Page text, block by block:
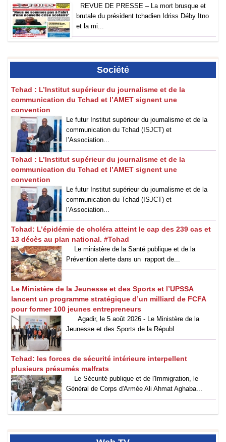
REVUE DE PRESSE – La mort brusque et
brutale du président tchadien Idriss Déby Itno
et la mi...
Société
Tchad : L’Institut supérieur du journalisme et de la
communication du Tchad et l’AMET signent une
convention
Le futur Institut supérieur du journalisme et de la
communication du Tchad (ISJCT) et
l’Association...
Tchad : L’Institut supérieur du journalisme et de la
communication du Tchad et l’AMET signent une
convention
Le futur Institut supérieur du journalisme et de la
communication du Tchad (ISJCT) et
l’Association...
Tchad: L’épidémie de choléra atteint le cap des 239 cas et
13 décès au plan national. #Tchad
Le ministère de la Santé publique et de la
Prévention alerte dans un rapport de...
Le Ministère de la Jeunesse et des Sports et l’UPSSA
lancent un programme stratégique d’un milliard de FCFA
pour former 100 jeunes entrepreneurs
Agadir, le 5 août 2026 - Le Ministère de la
Jeunesse et des Sports de la Républ...
Tchad: les forces de sécurité intérieure interpellent
plusieurs présumés malfrats
Le Sécurité publique et de l'Immigration, le
Général de Corps d'Armée Ali Ahmat Aghaba...